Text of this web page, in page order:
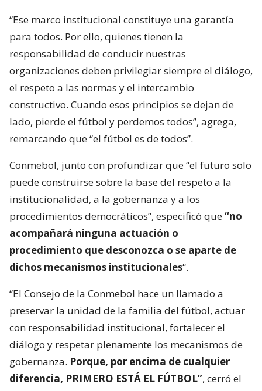
“Ese marco institucional constituye una garantía
para todos. Por ello, quienes tienen la
responsabilidad de conducir nuestras
organizaciones deben privilegiar siempre el diálogo,
el respeto a las normas y el intercambio
constructivo. Cuando esos principios se dejan de
lado, pierde el fútbol y perdemos todos”, agrega,
remarcando que “el fútbol es de todos”.
Conmebol, junto con profundizar que “el futuro solo
puede construirse sobre la base del respeto a la
institucionalidad, a la gobernanza y a los
procedimientos democráticos”, especificó que“no
acompañará ninguna actuación o
procedimiento que desconozca o se aparte de
dichos mecanismos institucionales“.
“El Consejo de la Conmebol hace un llamado a
preservar la unidad de la familia del fútbol, actuar
con responsabilidad institucional, fortalecer el
diálogo y respetar plenamente los mecanismos de
gobernanza. Porque, por encima de cualquier
diferencia, PRIMERO ESTÁ EL FÚTBOL”, cerró el